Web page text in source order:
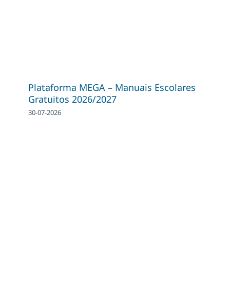
Plataforma MEGA – Manuais Escolares
Gratuitos 2026/2027
30-07-2026